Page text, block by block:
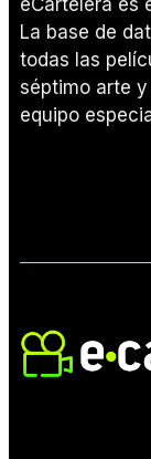
La base de
todas las
séptimo arte
equipo